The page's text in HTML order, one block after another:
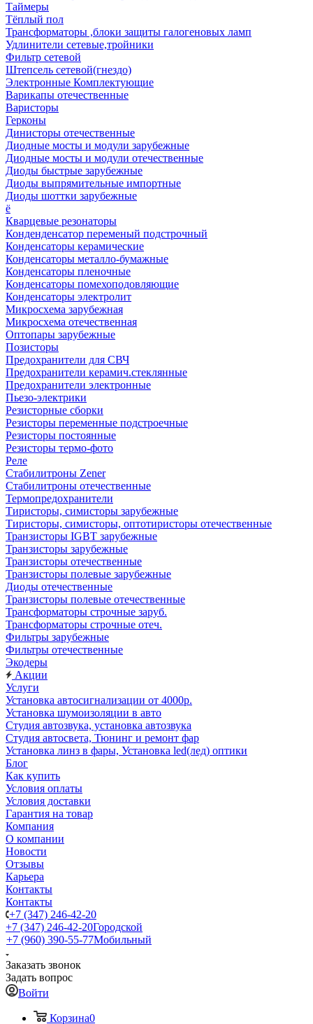
Таймеры
Тёплый пол
Трансформаторы ,блоки защиты галогеновых ламп
Удлинители сетевые,тройники
Фильтр сетевой
Штепсель сетевой(гнездо)
Электронные Комплектующие
Варикапы отечественные
Варисторы
Герконы
Динисторы отечественные
Диодные мосты и модули зарубежные
Диодные мосты и модули отечественные
Диоды быстрые зарубежные
Диоды выпрямительные импортные
Диоды шоттки зарубежные
ё
Кварцевые резонаторы
Конденденсатор переменый подстрочный
Конденсаторы керамические
Конденсаторы металло-бумажные
Конденсаторы пленочные
Конденсаторы помехоподовляющие
Конденсаторы электролит
Микросхема зарубежная
Микросхема отечественная
Оптопары зарубежные
Позисторы
Предохранители для СВЧ
Предохранители керамич.стеклянные
Предохранители электронные
Пьезо-электрики
Резисторные сборки
Резисторы переменные подстроечные
Резисторы постоянные
Резисторы термо-фото
Реле
Стабилитроны Zener
Стабилитроны отечественные
Термопредохранители
Тиристоры, симисторы зарубежные
Тиристоры, симисторы, оптотиристоры отечественные
Транзисторы IGBT зарубежные
Транзисторы зарубежные
Транзисторы отечественные
Транзисторы полевые зарубежные
Диоды отечественные
Транзисторы полевые отечественные
Трансформаторы строчные заруб.
Трансформаторы строчные отеч.
Фильтры зарубежные
Фильтры отечественные
Экодеры
Акции
Услуги
Установка автосигнализации от 4000р.
Установка шумоизоляции в авто
Студия автозвука, установка автозвука
Студия автосвета, Тюнинг и ремонт фар
Установка линз в фары, Установка led(лед) оптики
Блог
Как купить
Условия оплаты
Условия доставки
Гарантия на товар
Компания
О компании
Новости
Отзывы
Карьера
Контакты
Контакты
+7 (347) 246-42-20
+7 (347) 246-42-20Городской
+7 (960) 390-55-77Мобильный
Заказать звонок
Задать вопрос
Войти
Корзина0